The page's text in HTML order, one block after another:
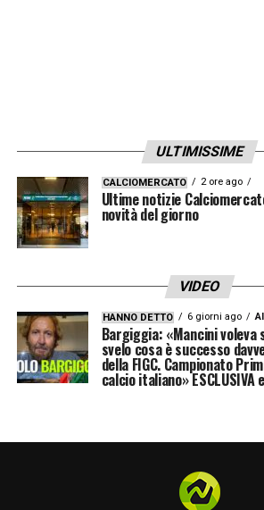
considerato un giocatore
di garantire equilibrio,
offensivi, oltre a una
sui calci piazzati. La sua
sono aspetti molto apprezzati
all’interno dell’ambiente
La voceCristante Juventus
sbloccarsi, la Vecchia Signora
ULTIMISSIME
CALCIOMERCATO 2 ore ago
Ultime notizie
novità del giorno
VIDEO
HANNO DETTO 6 giorni ago
Bargiggia: «Mancini voleva
svelo cosa è successo
della FIGC. Campionato
calcio italiano» ESCLUSIVA